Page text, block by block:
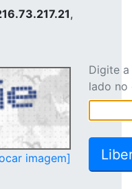
,
imagem]
Digite
lado no